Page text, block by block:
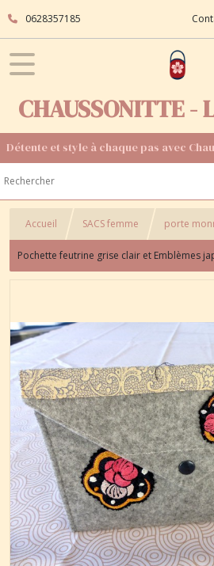
0628357185
CHAUSSONITTE
Détente et style à chaque pas avec
Accueil SACS femme porte
Pochette feutrine grise clair et Emblèmes